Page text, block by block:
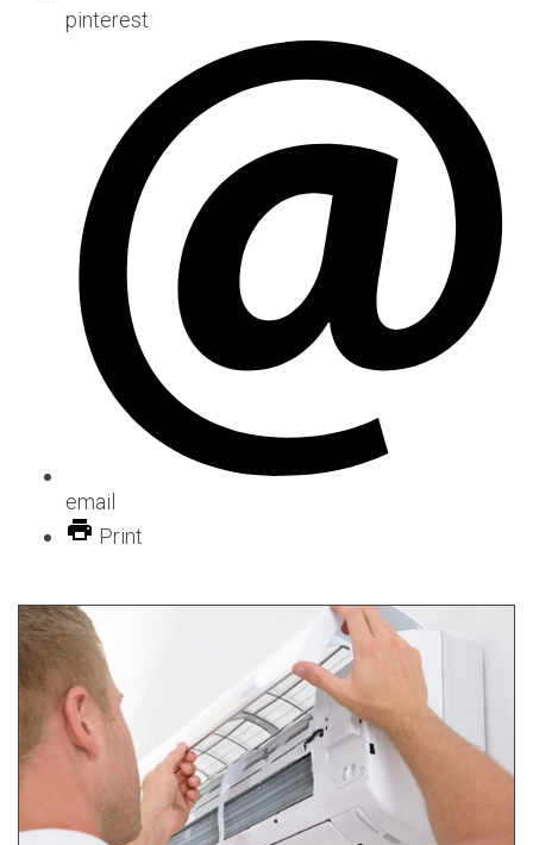
pinterest
email
Print